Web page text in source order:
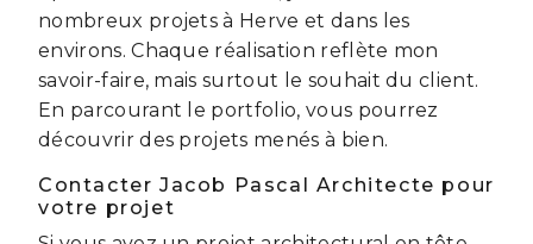
nombreux projets à Herve et dans les
environs. Chaque réalisation reflète mon
savoir-faire, mais surtout le souhait du client.
En parcourant le portfolio, vous pourrez
découvrir des projets menés à bien.
Contacter Jacob Pascal Architecte pour
votre projet